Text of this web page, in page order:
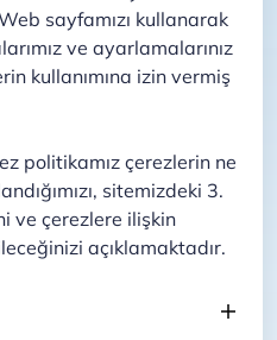
sayfamızı kullanarak
ve ayarlamalarınız
kullanımına izin vermiş
politikamız çerezlerin ne
sitemizdeki 3.
ve çerezlere ilişkin
açıklamaktadır.